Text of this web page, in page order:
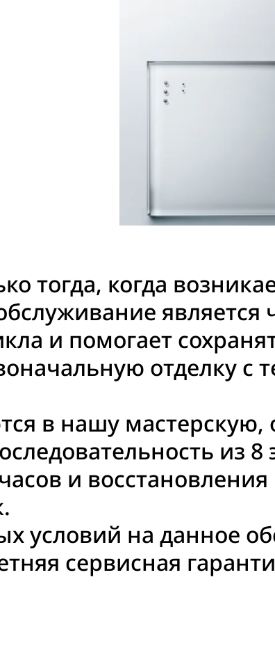
тогда, когда
является
и помогает
отделку с
в нашу мастерскую,
из 8
и восстановления
условий на данное
сервисная